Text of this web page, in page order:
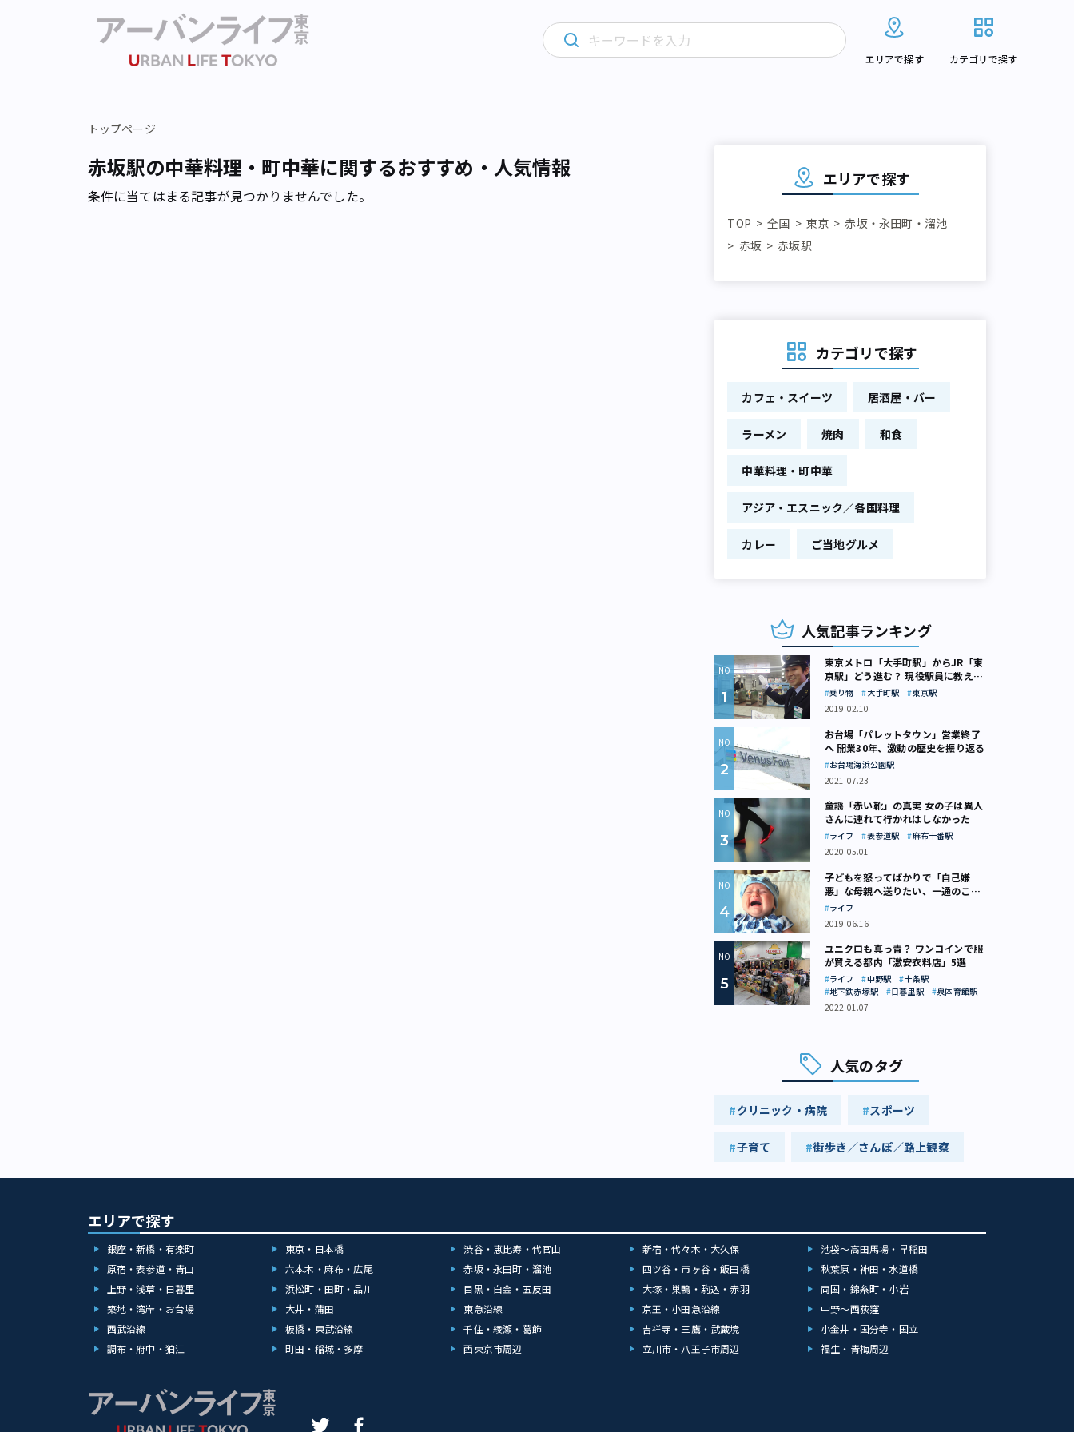
エリアで探す カテゴリで探す
トップページ
赤坂駅の中華料理・町中華に関するおすすめ・人気情報
条件に当てはまる記事が見つかりませんでした。
エリアで探す
TOP 全国 東京
赤坂・永田町・溜池
赤坂
赤坂駅
カテゴリで探す
カフェ・スイーツ 居酒屋・バー
ラーメン 焼肉 和食
中華料理・町中華
アジア・エスニック／各国料理
カレー ご当地グルメ
人気記事ランキング
東京メトロ「大手町駅」からJR「東
京駅」どう進む？ 現役駅員に教えて
もらいました
乗り物 大手町駅
東京駅
2019.02.10
お台場「パレットタウン」営業終了
へ 開業30年、激動の歴史を振り返る
お台場海浜公園駅
2021.07.23
童謡「赤い靴」の真実 女の子は異人
さんに連れて行かれはしなかった
ライフ 表参道駅
麻布十番駅
2020.05.01
子どもを怒ってばかりで「自己嫌
悪」な母親へ送りたい、一通のここ
ろの処方箋
ライフ
2019.06.16
ユニクロも真っ青？ ワンコインで服
が買える都内「激安衣料店」5選
ライフ 中野駅
十条駅
地下鉄赤塚駅
日暮里駅
泉体育館駅
2022.01.07
人気のタグ
クリニック・病院 スポーツ
子育て 街歩き／さんぽ／路上観察
エリアで探す
銀座・新橋・有楽町 東京・日本橋 渋谷・恵比寿・代官山 新宿・代々木・大久保
池袋～高田馬場・早稲田
原宿・表参道・青山
六本木・麻布・広尾 赤坂・永田町・溜池 四ツ谷・市ヶ谷・飯田橋
秋葉原・神田・水道橋
上野・浅草・日暮里
浜松町・田町・品川 目黒・白金・五反田 大塚・巣鴨・駒込・赤羽
両国・錦糸町・小岩
築地・湾岸・お台場
大井・蒲田 東急沿線 京王・小田急沿線
中野～西荻窪
西武沿線
板橋・東武沿線 千住・綾瀬・葛飾 吉祥寺・三鷹・武蔵境
小金井・国分寺・国立
調布・府中・狛江
町田・稲城・多摩 西東京市周辺 立川市・八王子市周辺 福生・青梅周辺